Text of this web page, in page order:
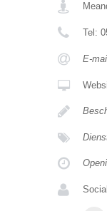
Tel:
E-